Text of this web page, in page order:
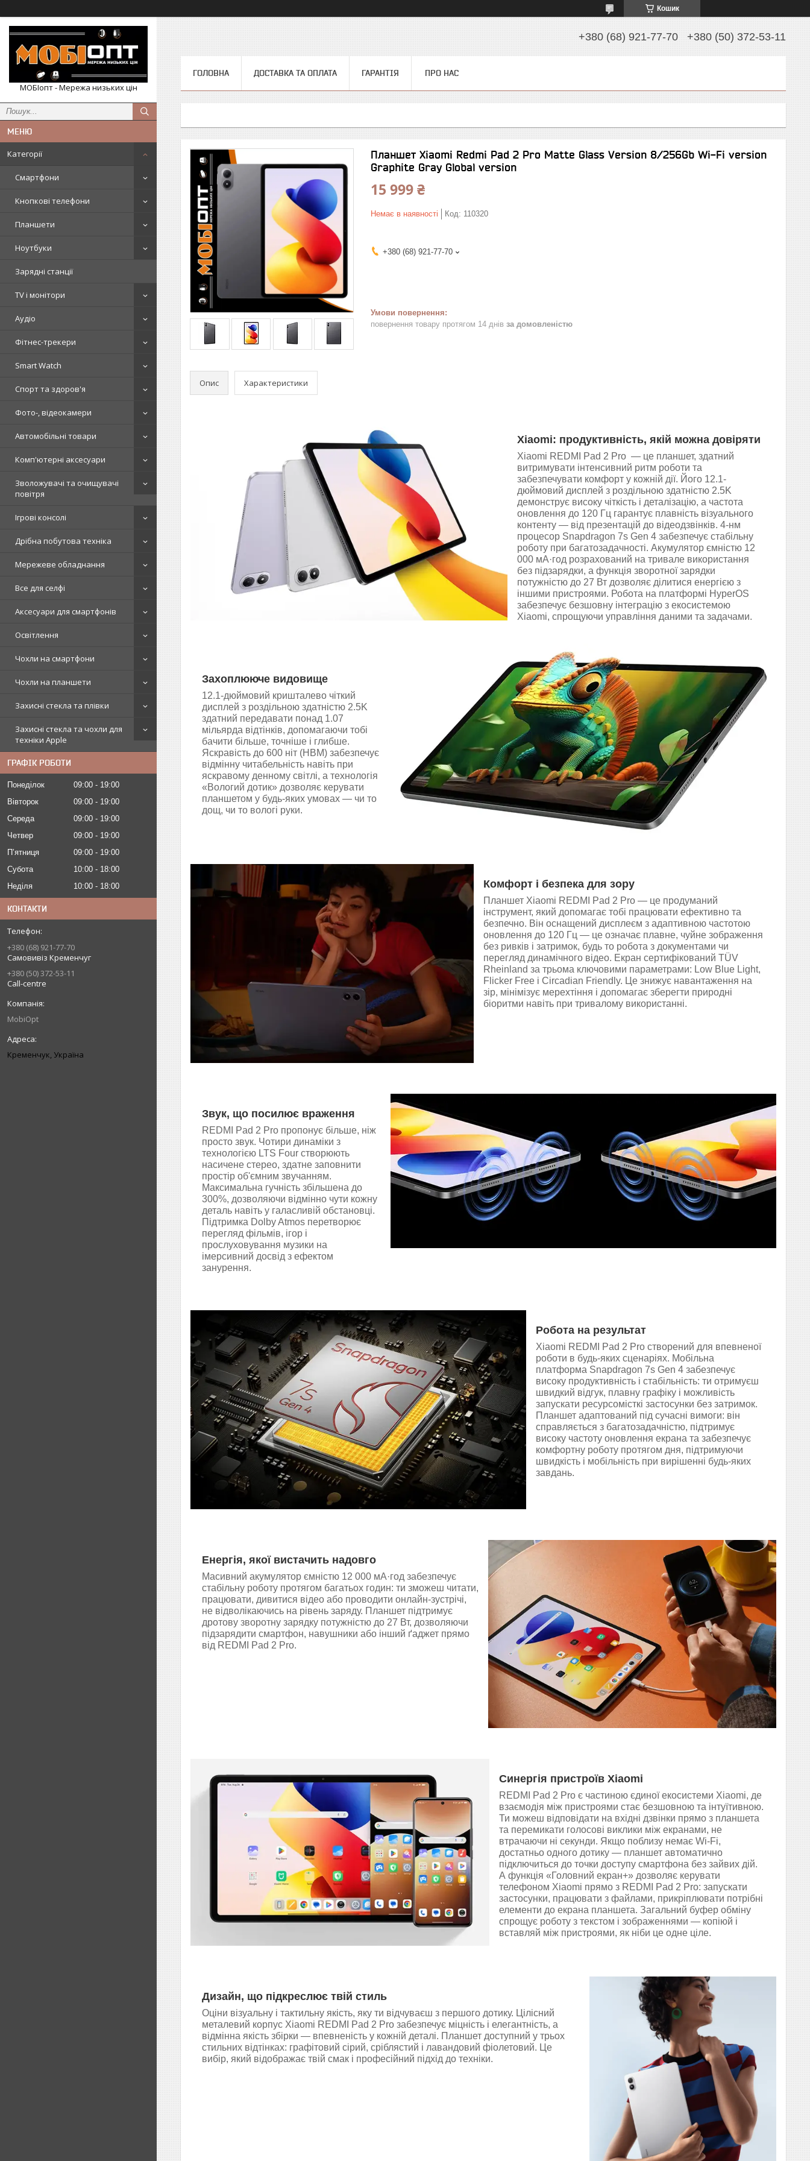
Кошик
МОБІопт - Мережа низьких цін
Категорії
Смартфони
Кнопкові телефони
Планшети
Ноутбуки
Зарядні станції
TV і монітори
Аудіо
Фітнес-трекери
Smart Watch
Спорт та здоров'я
Фото-, відеокамери
Автомобільні товари
Комп'ютерні аксесуари
Зволожувачі та очищувачі
повітря
Ігрові консолі
Дрібна побутова техніка
Мережеве обладнання
Все для селфі
Аксесуари для смартфонів
Освітлення
Чохли на смартфони
Чохли на планшети
Захисні стекла та плівки
Захисні стекла та чохли для
техніки Apple
ГРАФІК РОБОТИ
Понеділок 09:00
19:00
Вівторок
09:00
19:00
Середа
09:00
19:00
Четвер
09:00
19:00
Пʼятниця
09:00
19:00
Субота
10:00
18:00
Неділя
10:00 18:00
КОНТАКТИ
+380 (68) 921-77-70
Самовивіз Кременчуг
+380 (50) 372-53-11
Call-centre
MobiOpt
Кременчук, Україна
+380 (68) 921-77-70 +380 (50) 372-53-11
ГОЛОВНА ДОСТАВКА ТА ОПЛАТА ГАРАНТІЯ ПРО НАС
Планшет Xiaomi Redmi Pad 2 Pro Matte Glass Version 8/256Gb Wi-Fi version
Graphite Gray Global version
15 999 ₴
Немає в наявності Код: 110320
+380 (68) 921-77-70
повернення товару протягом 14 днів за домовленістю
Опис Характеристики
Xiaomi: продуктивність, якій можна довіряти
Xiaomi REDMI Pad 2 Pro — це планшет, здатний
витримувати інтенсивний ритм роботи та
забезпечувати комфорт у кожній дії. Його 12.1-
дюймовий дисплей з роздільною здатністю 2.5K
демонструє високу чіткість і деталізацію, а частота
оновлення до 120 Гц гарантує плавність візуального
контенту — від презентацій до відеодзвінків. 4-нм
процесор Snapdragon 7s Gen 4 забезпечує стабільну
роботу при багатозадачності. Акумулятор ємністю 12
000 мА·год розрахований на тривале використання
без підзарядки, а функція зворотної зарядки
потужністю до 27 Вт дозволяє ділитися енергією з
іншими пристроями. Робота на платформі HyperOS
забезпечує безшовну інтеграцію з екосистемою
Xiaomi, спрощуючи управління даними та задачами.
Захоплююче видовище
12.1-дюймовий кришталево чіткий
дисплей з роздільною здатністю 2.5K
здатний передавати понад 1.07
мільярда відтінків, допомагаючи тобі
бачити більше, точніше і глибше.
Яскравість до 600 ніт (HBM) забезпечує
відмінну читабельність навіть при
яскравому денному світлі, а технологія
«Вологий дотик» дозволяє керувати
планшетом у будь-яких умовах — чи то
дощ, чи то вологі руки.
Комфорт і безпека для зору
Планшет Xiaomi REDMI Pad 2 Pro — це продуманий
інструмент, який допомагає тобі працювати ефективно та
безпечно. Він оснащений дисплеєм з адаптивною частотою
оновлення до 120 Гц — це означає плавне, чуйне зображення
без ривків і затримок, будь то робота з документами чи
перегляд динамічного відео. Екран сертифікований TÜV
Rheinland за трьома ключовими параметрами: Low Blue Light,
Flicker Free і Circadian Friendly. Це знижує навантаження на
зір, мінімізує мерехтіння і допомагає зберегти природні
біоритми навіть при тривалому використанні.
Звук, що посилює враження
REDMI Pad 2 Pro пропонує більше, ніж
просто звук. Чотири динаміки з
технологією LTS Four створюють
насичене стерео, здатне заповнити
простір об'ємним звучанням.
Максимальна гучність збільшена до
300%, дозволяючи відмінно чути кожну
деталь навіть у галасливій обстановці.
Підтримка Dolby Atmos перетворює
перегляд фільмів, ігор і
прослуховування музики на
імерсивний досвід з ефектом
занурення.
Робота на результат
Xiaomi REDMI Pad 2 Pro створений для впевненої
роботи в будь-яких сценаріях. Мобільна
платформа Snapdragon 7s Gen 4 забезпечує
високу продуктивність і стабільність: ти отримуєш
швидкий відгук, плавну графіку і можливість
запускати ресурсомісткі застосунки без затримок.
Планшет адаптований під сучасні вимоги: він
справляється з багатозадачністю, підтримує
високу частоту оновлення екрана та забезпечує
комфортну роботу протягом дня, підтримуючи
швидкість і мобільність при вирішенні будь-яких
завдань.
Енергія, якої вистачить надовго
Масивний акумулятор ємністю 12 000 мА·год забезпечує
стабільну роботу протягом багатьох годин: ти зможеш читати,
працювати, дивитися відео або проводити онлайн-зустрічі,
не відволікаючись на рівень заряду. Планшет підтримує
дротову зворотну зарядку потужністю до 27 Вт, дозволяючи
підзарядити смартфон, навушники або інший ґаджет прямо
від REDMI Pad 2 Pro.
Синергія пристроїв Xiaomi
REDMI Pad 2 Pro є частиною єдиної екосистеми Xiaomi, де
взаємодія між пристроями стає безшовною та інтуїтивною.
Ти можеш відповідати на вхідні дзвінки прямо з планшета
та перемикати голосові виклики між екранами, не
втрачаючи ні секунди. Якщо поблизу немає Wi-Fi,
достатньо одного дотику — планшет автоматично
підключиться до точки доступу смартфона без зайвих дій.
А функція «Головний екран+» дозволяє керувати
телефоном Xiaomi прямо з REDMI Pad 2 Pro: запускати
застосунки, працювати з файлами, прикріплювати потрібні
елементи до екрана планшета. Загальний буфер обміну
спрощує роботу з текстом і зображеннями — копіюй і
вставляй між пристроями, як ніби це одне ціле.
Дизайн, що підкреслює твій стиль
Оціни візуальну і тактильну якість, яку ти відчуваєш з першого дотику. Цілісний
металевий корпус Xiaomi REDMI Pad 2 Pro забезпечує міцність і елегантність, а
відмінна якість збірки — впевненість у кожній деталі. Планшет доступний у трьох
стильних відтінках: графітовий сірий, сріблястий і лавандовий фіолетовий. Це
вибір, який відображає твій смак і професійний підхід до техніки.